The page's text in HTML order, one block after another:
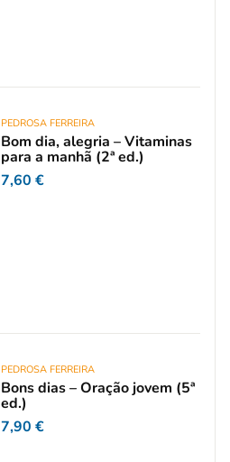
PEDROSA FERREIRA
Bom dia, alegria – Vitaminas
para a manhã (2ª ed.)
7,60 €
PEDROSA FERREIRA
Bons dias – Oração jovem (5ª
ed.)
7,90 €